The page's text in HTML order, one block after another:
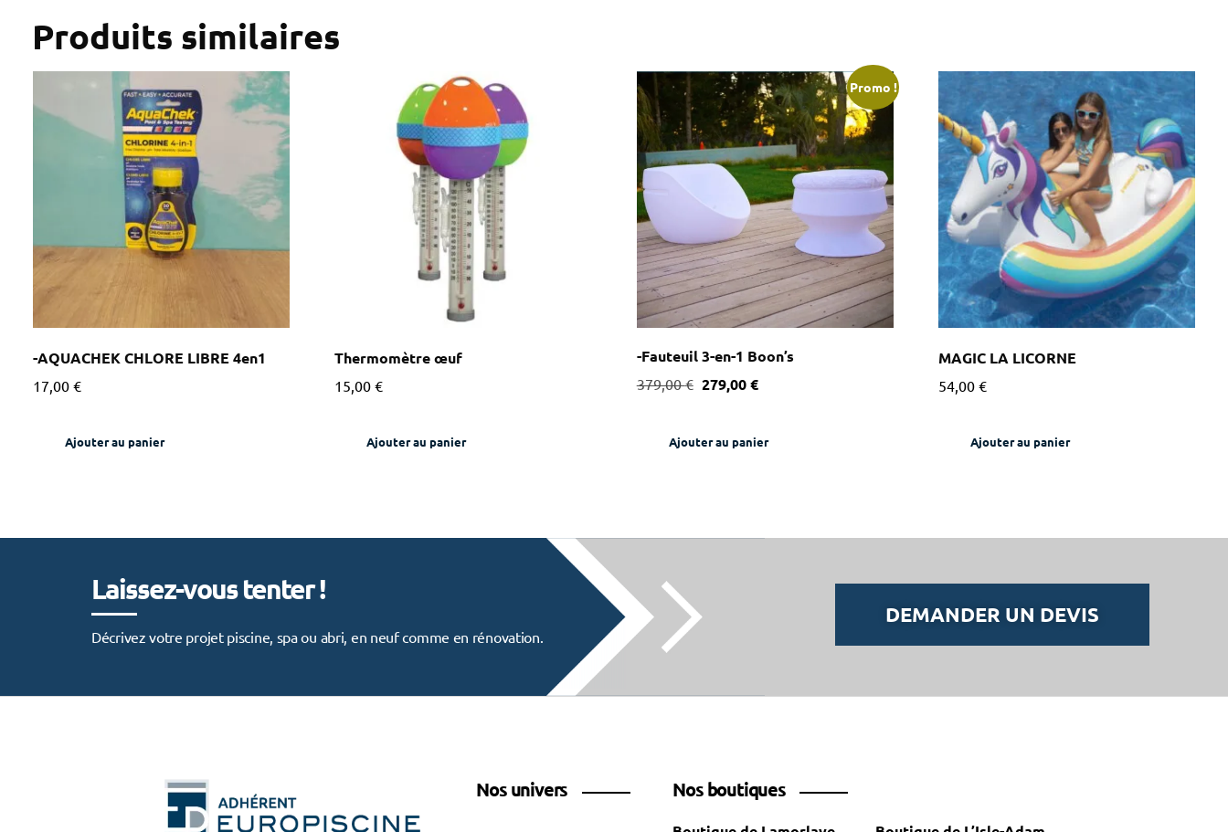
Produits similaires
-AQUACHEK CHLORE LIBRE 4en1
17,00€
Ajouter au panier
Thermomètre œuf
15,00€
Ajouter au panier
Promo !
-Fauteuil 3-en-1 Boon’s
379,00€ 279,00 €
Ajouter au panier
MAGIC LA LICORNE
54,00€
Ajouter au panier
Laissez-vous tenter !
Décrivez votre projet piscine, spa ou abri, en neuf comme en rénovation.
DEMANDER UN DEVIS
Nos univers Nos boutiques